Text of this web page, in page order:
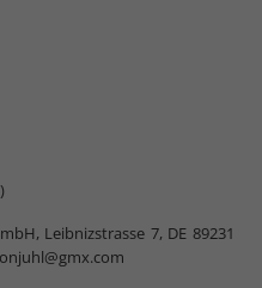
Leibnizstrasse 7, DE 89231